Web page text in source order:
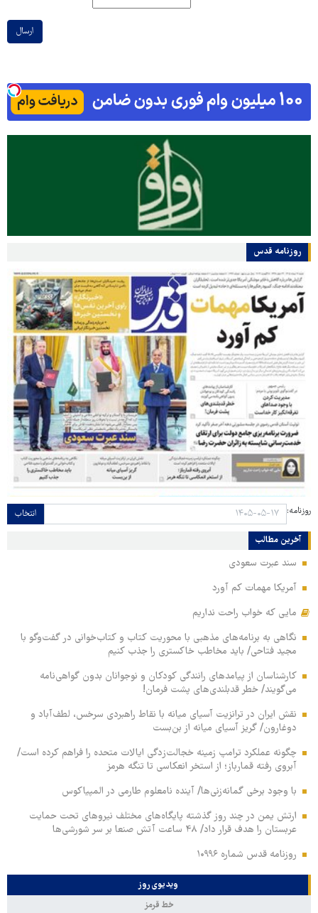
ارسال
روزنامه قدس
روزنامه: انتخاب
آخرین مطالب
سند عبرت سعودی
آمریکا مهمات کم آورد
مایی که خواب راحت نداریم
نگاهی به برنامه‌های مذهبی با محوریت کتاب و کتاب‌خوانی در گفت‌وگو با
مجید فتاحی/ باید مخاطب خاکستری را جذب کنیم
کارشناسان از پیامدهای رانندگی کودکان و نوجوانان بدون گواهی‌نامه
می‌گویند/ خطر قدبلندی‌های پشت فرمان!
نقش ایران در ترانزیت آسیای میانه با نقاط راهبردی سرخس، لطف‌آباد و
دوغارون/ گریز آسیای میانه از بن‌بست
چگونه عملکرد ترامپ زمینه خجالت‌زدگی ایالات متحده را فراهم کرده است/
آبروی رفته قمارباز؛ از استخر انعکاسی تا تنگه هرمز
با وجود برخی گمانه‌زنی‌ها/ آینده نامعلوم طارمی در المپیاکوس
ارتش یمن در چند روز گذشته پایگاه‌های مختلف نیروهای تحت حمایت
عربستان را هدف قرار داد/ ۴۸ ساعت آتش صنعا بر سر شورشی‌ها
روزنامه قدس شماره ۱۰۹۹۶
ویدیوی روز
خط قرمز